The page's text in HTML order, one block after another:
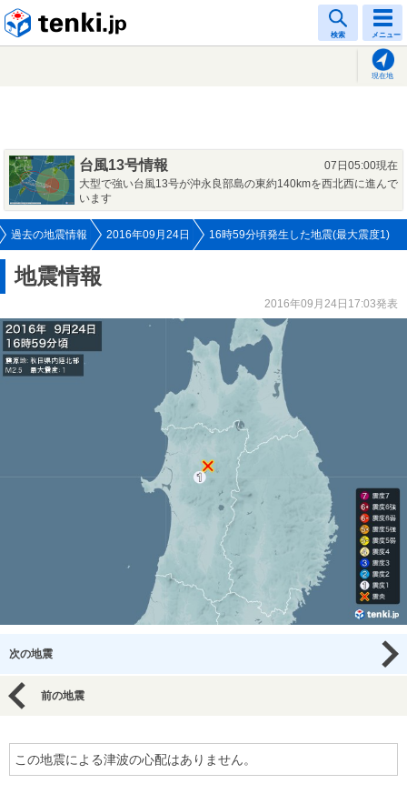
検索 メニュー
現在地
台風13号情報
07日05:00現在
大型で強い台風13号が沖永良部島の東約140kmを西北西に進んで
います
過去の地震情報 2016年09月24日 16時59分頃発生した地震(最大震度1)
地震情報
2016年09月24日17:03発表
次の地震
前の地震
この地震による津波の心配はありません。